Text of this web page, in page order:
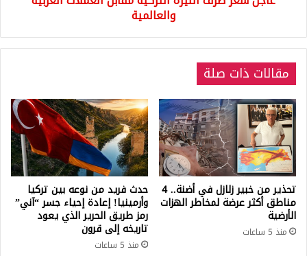
والعالمية
مقالات ذات صلة
تحذير من خبير زلازل في أضنة.. 4
مناطق أكثر عرضة لمخاطر الهزات
الأرضية
منذ 5 ساعات
حدث فريد من نوعه بين تركيا
وأرمينيا! إعادة إحياء جسر “آني”
رمز طريق الحرير الذي يعود
تاريخه إلى قرون
منذ 5 ساعات